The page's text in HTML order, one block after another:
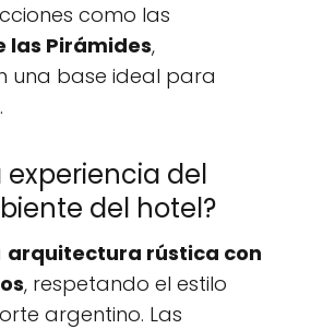
como las
las Pirámides,
una base ideal para
experiencia del
del hotel?
arquitectura rústica con
, respetando el estilo
argentino. Las